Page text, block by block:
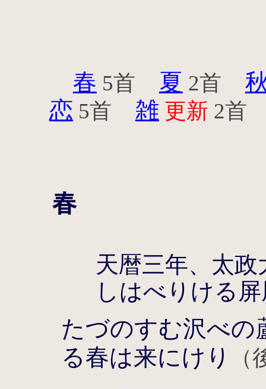
春 5首 夏 2首
恋 5首 雑 更新 2首
春
天暦三年、太
しはべりける
たづのすむ沢べの
る春は来にけり